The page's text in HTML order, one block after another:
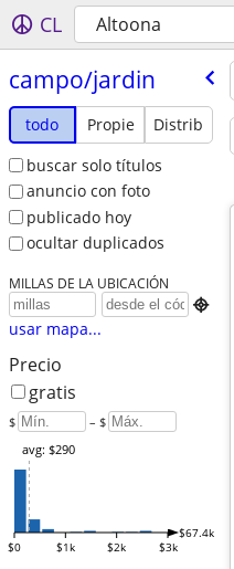
CL Altoona
campo/​jardin
todo Propie
Distrib
buscar solo títulos
anuncio con foto
publicado hoy
ocultar duplicados
MILLAS DE LA UBICACIÓN

usar mapa...
Precio
gratis
$ – $
$0 $1k $2k $3k
$67.4k
avg: $290